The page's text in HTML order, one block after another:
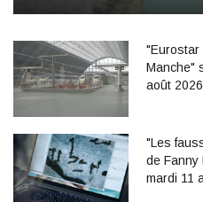
"Eurostar
Manche"
août
"Les
de Fanny
mardi 11